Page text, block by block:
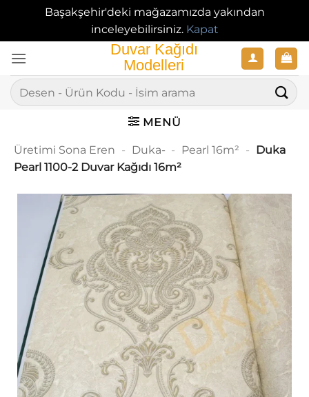
Başakşehir'deki mağazamızda yakından
inceleyebilirsiniz. Kapat
atla
Ara:
MENÜ
Üretimi Sona Eren - Duka- - Pearl 16m² - Duka
Pearl 1100-2 Duvar Kağıdı 16m²